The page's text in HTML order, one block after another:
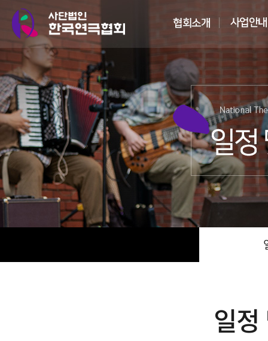
일